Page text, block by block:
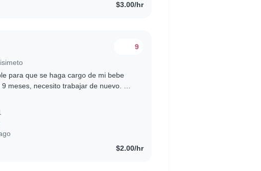
$3.00/hr
9
para que se haga cargo de mi bebe
meses, necesito trabajar de nuevo. Y
$2.00/hr